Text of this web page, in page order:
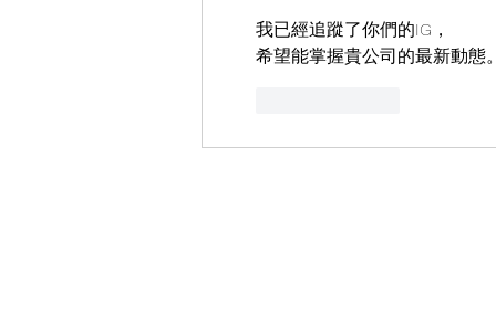
我已經追蹤了你們的IG，
希望能掌握貴公司的最新動態